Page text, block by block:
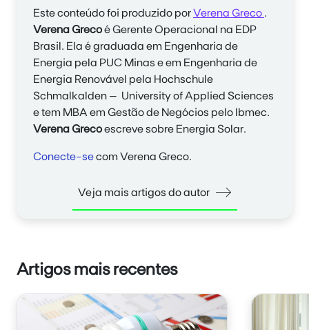
Este conteúdo foi produzido porVerena Greco .
Verena Grecoé Gerente Operacional na EDP
Brasil. Ela é graduada em Engenharia de
Energia pela PUC Minas e em Engenharia de
Energia Renovável pela Hochschule
Schmalkalden – University of Applied Sciences
e tem MBA em Gestão de Negócios pelo Ibmec.
Verena Grecoescreve sobre Energia Solar.
Conecte-secom Verena Greco.
Veja mais artigos do autor
Artigos mais recentes